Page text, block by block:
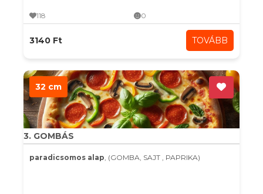
118 0
3140 Ft TOVÁBB
32 cm
3. GOMBÁS
paradicsomos alap, (GOMBA, SAJT , PAPRIKA)